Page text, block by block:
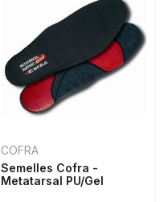
COFRA
Semelles Cofra -
Metatarsal PU/Gel